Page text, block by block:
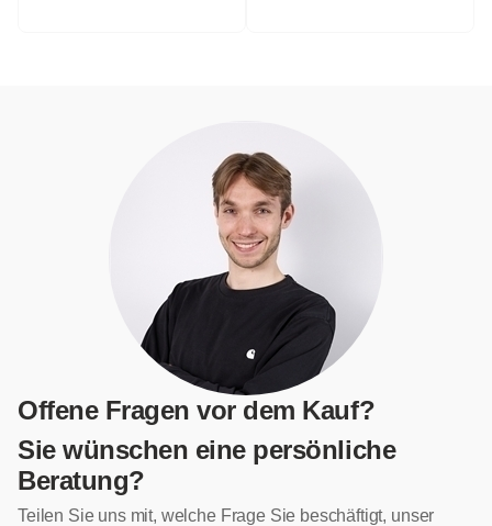
Offene Fragen vor dem Kauf?
Sie wünschen eine persönliche
Beratung?
Teilen Sie uns mit, welche Frage Sie beschäftigt, unser